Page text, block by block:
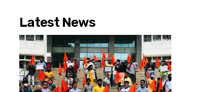
Latest News